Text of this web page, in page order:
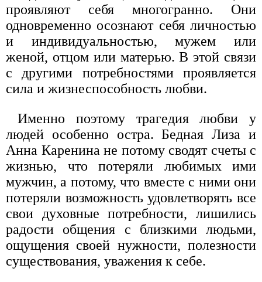
проявляют себя многогранно. Они
одновременно осознают себя личностью
и индивидуальностью, мужем или
женой, отцом или матерью. В этой связи
с другими потребностями проявляется
сила и жизнеспособность любви.
Именно поэтому трагедия любви у
людей особенно остра. Бедная Лиза и
Анна Каренина не потому сводят счеты с
жизнью, что потеряли любимых ими
мужчин, а потому, что вместе с ними они
потеряли возможность удовлетворять все
свои духовные потребности, лишились
радости общения с близкими людьми,
ощущения своей нужности, полезности
существования, уважения к себе.